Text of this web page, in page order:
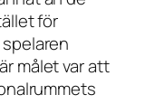
för
målet var att